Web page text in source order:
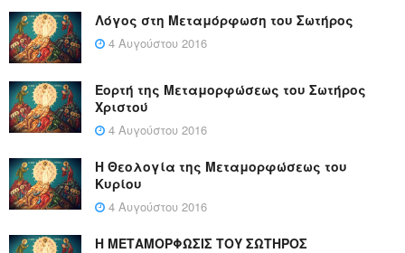
Λόγος στη Μεταμόρφωση του Σωτήρος
4 Αυγούστου 2016
Εορτή της Μεταμορφώσεως του Σωτήρος
Χριστού
4 Αυγούστου 2016
Η Θεολογία της Μεταμορφώσεως του
Κυρίου
4 Αυγούστου 2016
Η ΜΕΤΑΜΟΡΦΩΣΙΣ ΤΟΥ ΣΩΤΗΡΟΣ